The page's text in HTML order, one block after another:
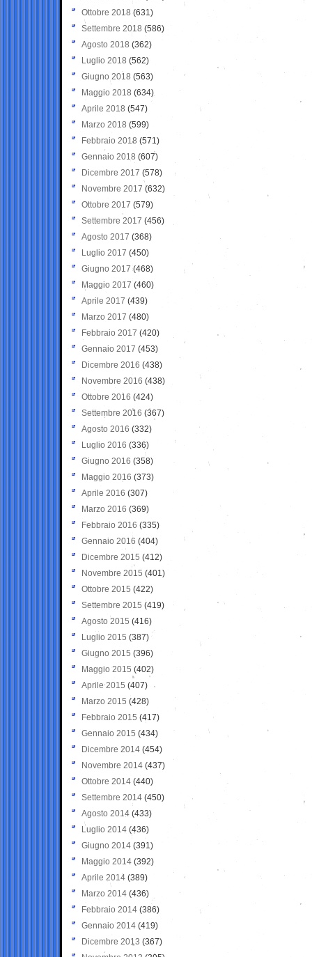
Ottobre 2018 (631)
Settembre 2018 (586)
Agosto 2018 (362)
Luglio 2018 (562)
Giugno 2018 (563)
Maggio 2018 (634)
Aprile 2018 (547)
Marzo 2018 (599)
Febbraio 2018 (571)
Gennaio 2018 (607)
Dicembre 2017 (578)
Novembre 2017 (632)
Ottobre 2017 (579)
Settembre 2017 (456)
Agosto 2017 (368)
Luglio 2017 (450)
Giugno 2017 (468)
Maggio 2017 (460)
Aprile 2017 (439)
Marzo 2017 (480)
Febbraio 2017 (420)
Gennaio 2017 (453)
Dicembre 2016 (438)
Novembre 2016 (438)
Ottobre 2016 (424)
Settembre 2016 (367)
Agosto 2016 (332)
Luglio 2016 (336)
Giugno 2016 (358)
Maggio 2016 (373)
Aprile 2016 (307)
Marzo 2016 (369)
Febbraio 2016 (335)
Gennaio 2016 (404)
Dicembre 2015 (412)
Novembre 2015 (401)
Ottobre 2015 (422)
Settembre 2015 (419)
Agosto 2015 (416)
Luglio 2015 (387)
Giugno 2015 (396)
Maggio 2015 (402)
Aprile 2015 (407)
Marzo 2015 (428)
Febbraio 2015 (417)
Gennaio 2015 (434)
Dicembre 2014 (454)
Novembre 2014 (437)
Ottobre 2014 (440)
Settembre 2014 (450)
Agosto 2014 (433)
Luglio 2014 (436)
Giugno 2014 (391)
Maggio 2014 (392)
Aprile 2014 (389)
Marzo 2014 (436)
Febbraio 2014 (386)
Gennaio 2014 (419)
Dicembre 2013 (367)